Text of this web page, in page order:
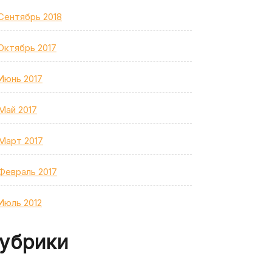
2018
2017
2017
2017
2017
2017
2012